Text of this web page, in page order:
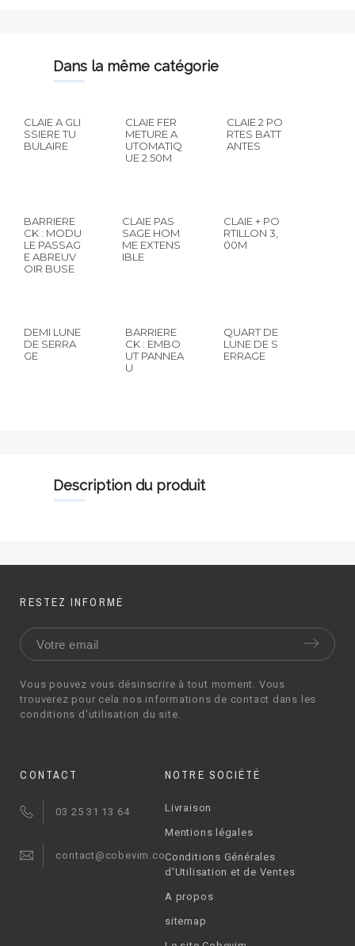
dans la même catégorie
CLAIE A GLI
SSIERE TU
BULAIRE
CLAIE FER
METURE A
UTOMATIQ
UE 2.50M
CLAIE 2 PO
RTES BATT
ANTES
BARRIERE
CK : MODU
LE PASSAG
E ABREUV
OIR BUSE
CLAIE PAS
SAGE HOM
ME EXTENS
IBLE
CLAIE + PO
RTILLON 3,
00M
DEMI LUNE
DE SERRA
GE
BARRIERE
CK : EMBO
UT PANNEA
U
QUART DE
LUNE DE S
ERRAGE
description du produit
RESTEZ INFORMÉ
Vous pouvez vous désinscrire à tout moment. Vous
trouverez pour cela nos informations de contact dans les
conditions d'utilisation du site.
CONTACT
03 25 31 13 64
contact@cobevim.com
NOTRE SOCIÉTÉ
Livraison
Mentions légales
Conditions Générales
d'Utilisation et de Ventes
A propos
sitemap